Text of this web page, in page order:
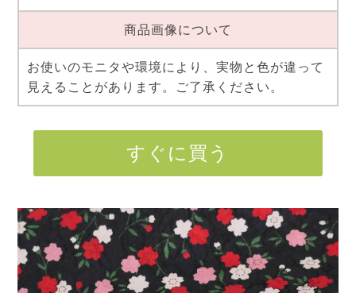
商品画像について
お使いのモニタや環境により、実物と色が違って
見えることがあります。ご了承ください。
すぐに買う